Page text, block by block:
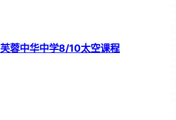
芙蓉中华中学8/10太空课程